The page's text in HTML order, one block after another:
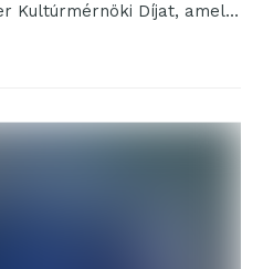
Kultúrmérnöki Díjat, amely